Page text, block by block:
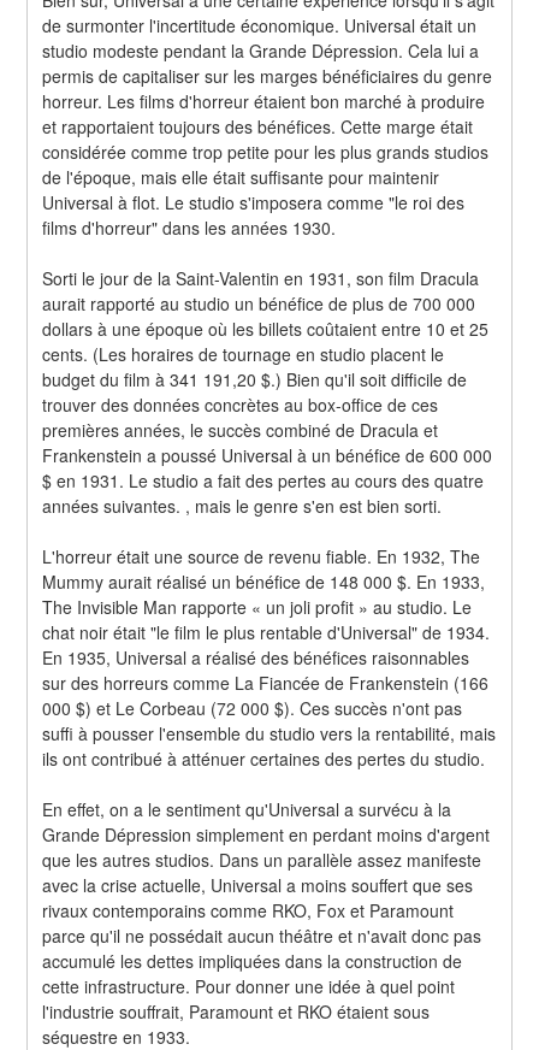
de surmonter l'incertitude économique. Universal était un
studio modeste pendant la Grande Dépression. Cela lui a
permis de capitaliser sur les marges bénéficiaires du genre
horreur. Les films d'horreur étaient bon marché à produire
et rapportaient toujours des bénéfices. Cette marge était
considérée comme trop petite pour les plus grands studios
de l'époque, mais elle était suffisante pour maintenir
Universal à flot. Le studio s'imposera comme "le roi des
films d'horreur" dans les années 1930.
Sorti le jour de la Saint-Valentin en 1931, son film Dracula
aurait rapporté au studio un bénéfice de plus de 700 000
dollars à une époque où les billets coûtaient entre 10 et 25
cents. (Les horaires de tournage en studio placent le
budget du film à 341 191,20 $.) Bien qu'il soit difficile de
trouver des données concrètes au box-office de ces
premières années, le succès combiné de Dracula et
Frankenstein a poussé Universal à un bénéfice de 600 000
$ en 1931. Le studio a fait des pertes au cours des quatre
années suivantes. , mais le genre s'en est bien sorti.
L'horreur était une source de revenu fiable. En 1932, The
Mummy aurait réalisé un bénéfice de 148 000 $. En 1933,
The Invisible Man rapporte « un joli profit » au studio. Le
chat noir était "le film le plus rentable d'Universal" de 1934.
En 1935, Universal a réalisé des bénéfices raisonnables
sur des horreurs comme La Fiancée de Frankenstein (166
000 $) et Le Corbeau (72 000 $). Ces succès n'ont pas
suffi à pousser l'ensemble du studio vers la rentabilité, mais
ils ont contribué à atténuer certaines des pertes du studio.
En effet, on a le sentiment qu'Universal a survécu à la
Grande Dépression simplement en perdant moins d'argent
que les autres studios. Dans un parallèle assez manifeste
avec la crise actuelle, Universal a moins souffert que ses
rivaux contemporains comme RKO, Fox et Paramount
parce qu'il ne possédait aucun théâtre et n'avait donc pas
accumulé les dettes impliquées dans la construction de
cette infrastructure. Pour donner une idée à quel point
l'industrie souffrait, Paramount et RKO étaient sous
séquestre en 1933.